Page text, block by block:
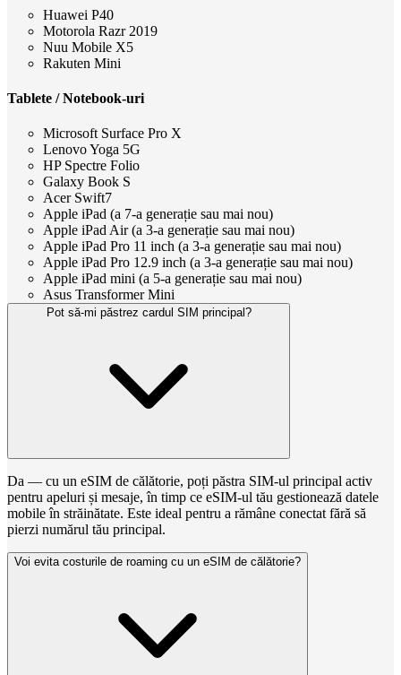
Huawei P40
Motorola Razr 2019
Nuu Mobile X5
Rakuten Mini
Tablete / Notebook-uri
Microsoft Surface Pro X
Lenovo Yoga 5G
HP Spectre Folio
Galaxy Book S
Acer Swift7
Apple iPad (a 7-a generație sau mai nou)
Apple iPad Air (a 3-a generație sau mai nou)
Apple iPad Pro 11 inch (a 3-a generație sau mai nou)
Apple iPad Pro 12.9 inch (a 3-a generație sau mai nou)
Apple iPad mini (a 5-a generație sau mai nou)
Asus Transformer Mini
Pot să-mi păstrez cardul SIM principal?
Da — cu un eSIM de călătorie, poți păstra SIM-ul principal activ
pentru apeluri și mesaje, în timp ce eSIM-ul tău gestionează datele
mobile în străinătate. Este ideal pentru a rămâne conectat fără să
pierzi numărul tău principal.
Voi evita costurile de roaming cu un eSIM de călătorie?